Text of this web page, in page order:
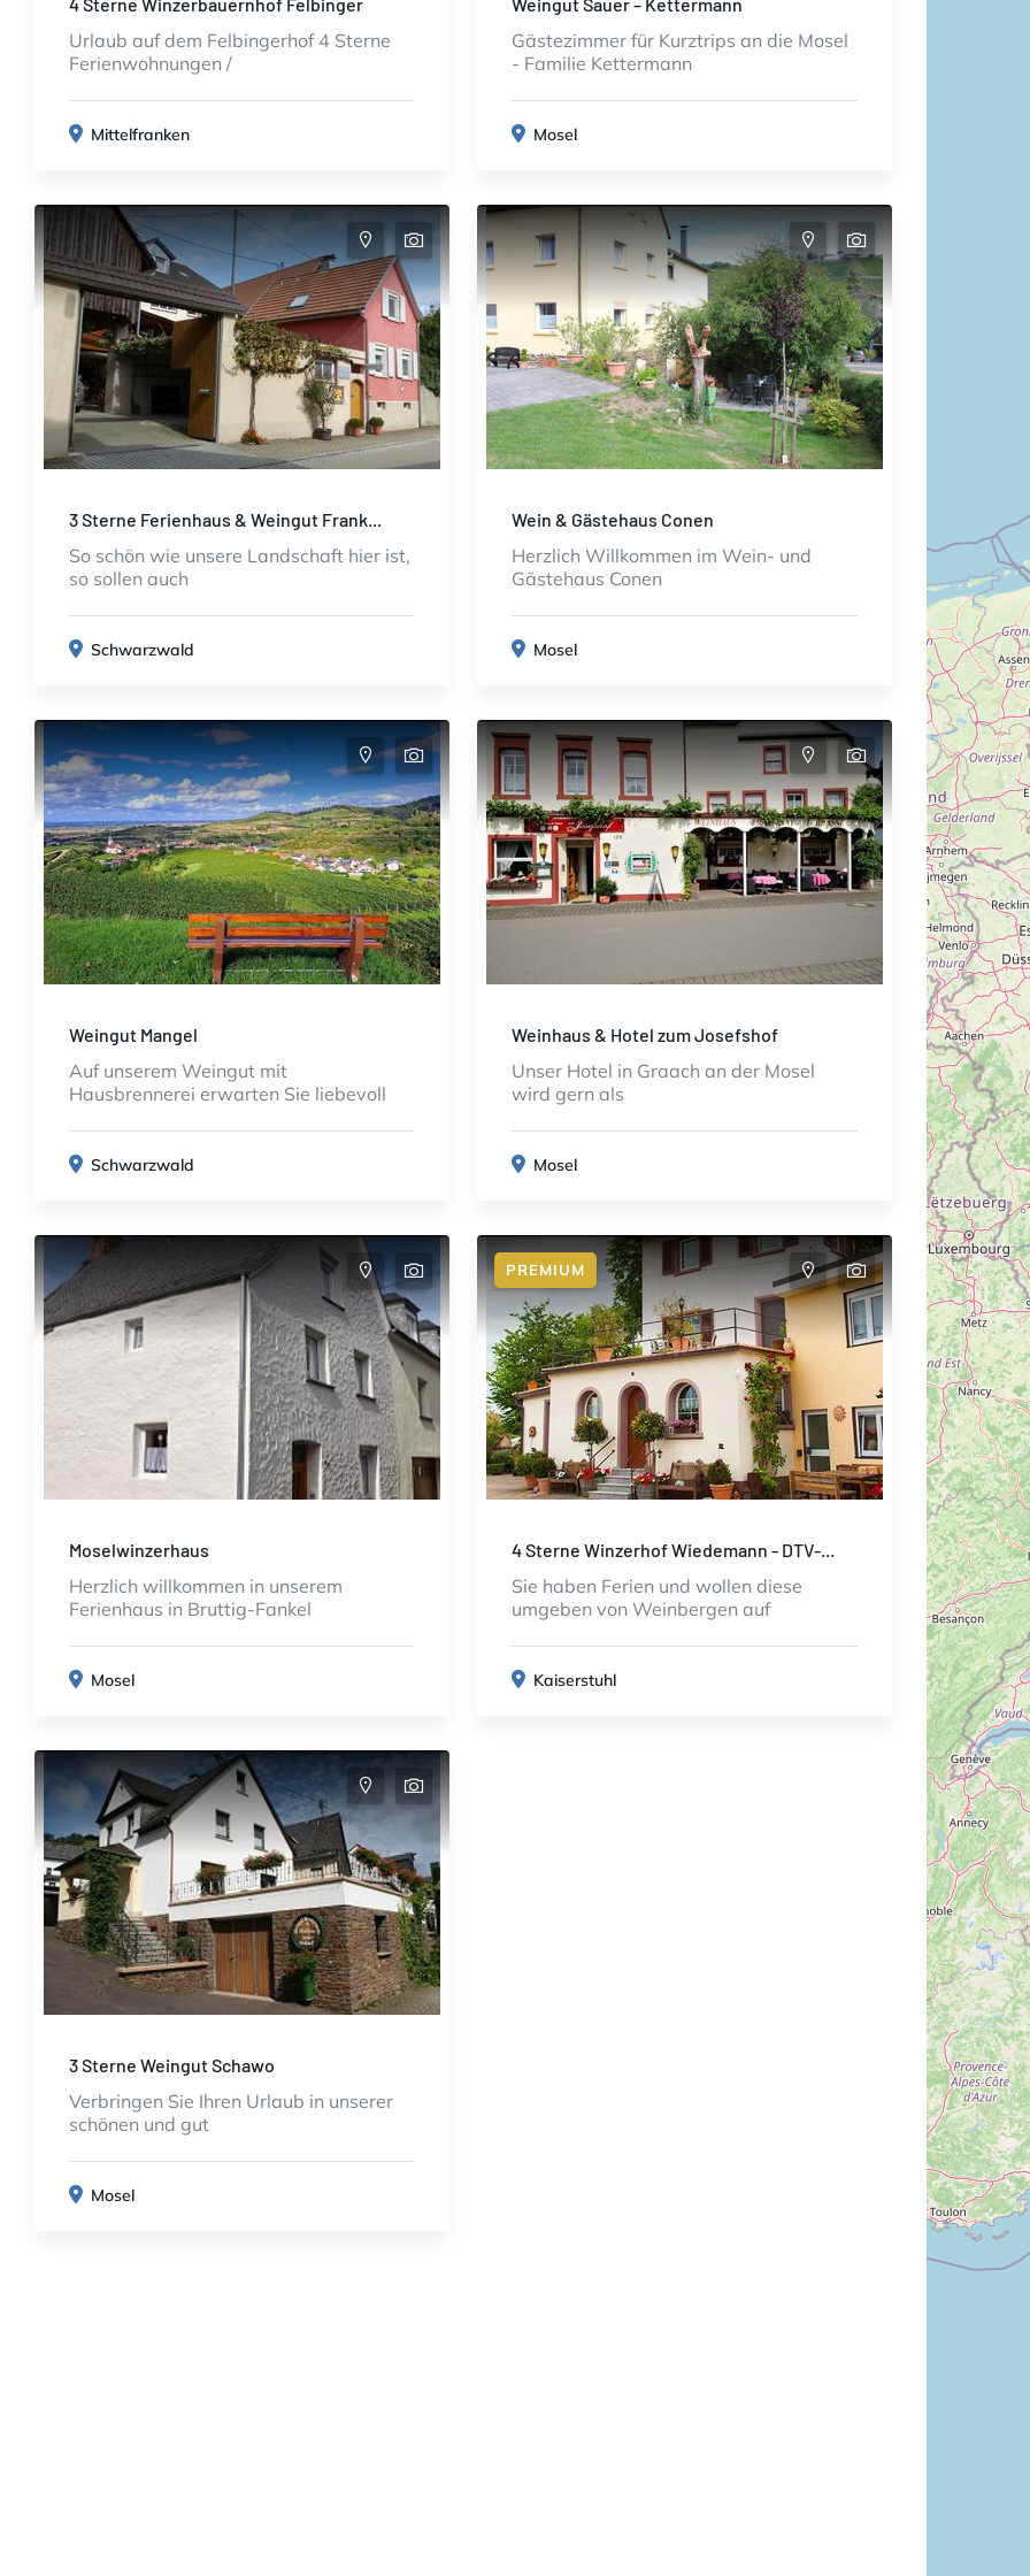
Urlaub auf dem Felbingerhof 4 Sterne
Ferienwohnungen /
Mittelfranken
Gästezimmer für Kurztrips an die Mosel
- Familie Kettermann
Mosel
3 Sterne Ferienhaus & Weingut Frank...
So schön wie unsere Landschaft hier ist,
so sollen auch
Schwarzwald
Wein & Gästehaus Conen
Herzlich Willkommen im Wein- und
Gästehaus Conen
Mosel
Weingut Mangel
Auf unserem Weingut mit
Hausbrennerei erwarten Sie liebevoll
Schwarzwald
Weinhaus & Hotel zum Josefshof
Unser Hotel in Graach an der Mosel
wird gern als
Mosel
Moselwinzerhaus
Herzlich willkommen in unserem
Ferienhaus in Bruttig-Fankel
Mosel
PREMIUM
4 Sterne Winzerhof Wiedemann - DTV-...
Sie haben Ferien und wollen diese
umgeben von Weinbergen auf
Kaiserstuhl
3 Sterne Weingut Schawo
Verbringen Sie Ihren Urlaub in unserer
schönen und gut
Mosel